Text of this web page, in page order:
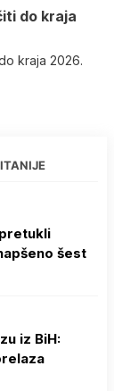
do kraja
kraja 2026.
šest
iz BiH: